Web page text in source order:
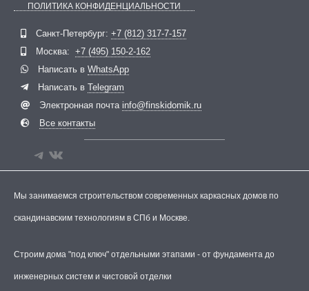
ПОЛИТИКА КОНФИДЕНЦИАЛЬНОСТИ
Санкт-Петербург: +7 (812) 317-7-157
Москва: +7 (495) 150-2-162
Написать в WhatsApp
Написать в Telegram
Электронная почта info@finskidomik.ru
Все контакты
Мы занимаемся строительством современных каркасных домов по
скандинавским технологиям в СПб и Москве.
Строим дома "под ключ" отдельными этапами - от фундамента до
инженерных систем и чистовой отделки